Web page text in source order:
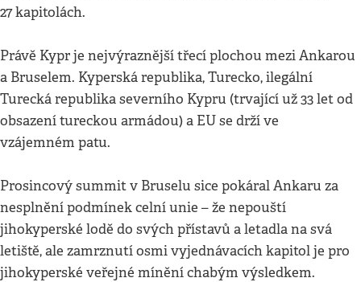
27 kapitolách.
Právě Kypr je nejvýraznější třecí plochou mezi Ankarou
a Bruselem. Kyperská republika, Turecko, ilegální
Turecká republika severního Kypru (trvající už 33 let od
obsazení tureckou armádou) a EU se drží ve
vzájemném patu.
Prosincový summit v Bruselu sice pokáral Ankaru za
nesplnění podmínek celní unie – že nepouští
jihokyperské lodě do svých přístavů a letadla na svá
letiště, ale zamrznutí osmi vyjednávacích kapitol je pro
jihokyperské veřejné mínění chabým výsledkem.